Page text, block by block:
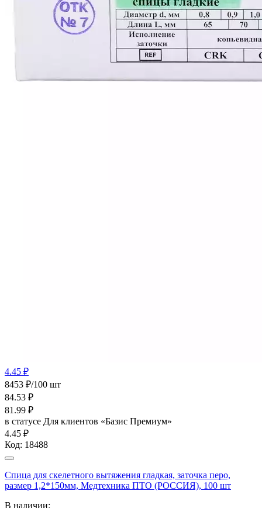
4.45 ₽
8453 ₽/100 шт
84.53 ₽
81.99 ₽
в статусе Для клиентов «Базис Премиум»
4.45 ₽
Код: 18488
Спица для скелетного вытяжения гладкая, заточка перо,
размер 1,2*150мм, Медтехника ПТО (РОССИЯ), 100 шт
В наличии: